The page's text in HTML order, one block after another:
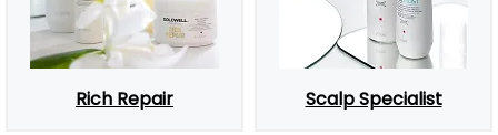
Rich Repair Scalp Specialist